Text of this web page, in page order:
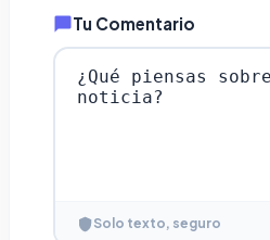
Tu Comentario
Solo texto, seguro